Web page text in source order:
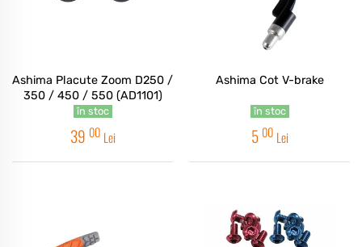
Ashima Placute Zoom D250 /
350 / 450 / 550 (AD1101)
în stoc
39 00 Lei
Ashima Cot V-brake
în stoc
5 00 Lei